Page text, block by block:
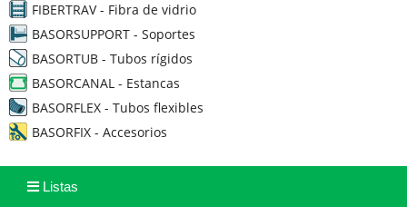
FIBERTRAV - Fibra de vidrio
BASORSUPPORT - Soportes
BASORTUB - Tubos rígidos
BASORCANAL - Estancas
BASORFLEX - Tubos flexibles
BASORFIX - Accesorios
Listas